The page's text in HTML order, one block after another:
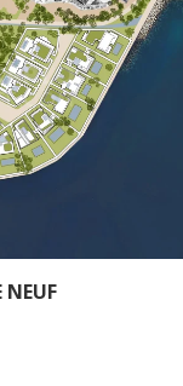
NEUF